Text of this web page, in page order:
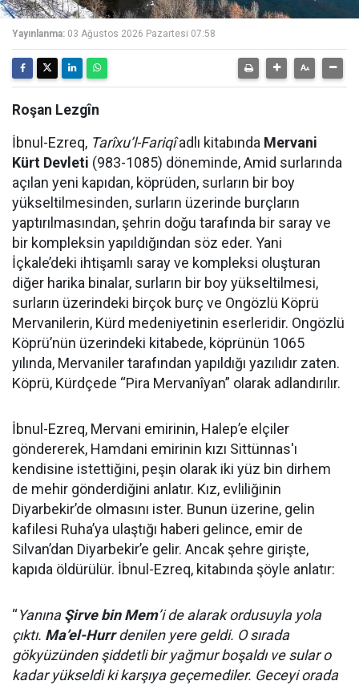
Yayınlanma: 03 Ağustos 2026 Pazartesi 07:58
Roşan Lezgîn
İbnul-Ezreq, Tarîxu’l-Fariqîadlı kitabında Mervani
Kürt Devleti (983-1085) döneminde, Amid surlarında
açılan yeni kapıdan, köprüden, surların bir boy
yükseltilmesinden, surların üzerinde burçların
yaptırılmasından, şehrin doğu tarafında bir saray ve
bir kompleksin yapıldığından söz eder. Yani
İçkale’deki ihtişamlı saray ve kompleksi oluşturan
diğer harika binalar, surların bir boy yükseltilmesi,
surların üzerindeki birçok burç ve Ongözlü Köprü
Mervanilerin, Kürd medeniyetinin eserleridir. Ongözlü
Köprü’nün üzerindeki kitabede, köprünün 1065
yılında, Mervaniler tarafından yapıldığı yazılıdır zaten.
Köprü, Kürdçede “Pira Mervanîyan” olarak adlandırılır.
İbnul-Ezreq, Mervani emirinin, Halep’e elçiler
göndererek, Hamdani emirinin kızı Sittünnas'ı
kendisine istettiğini, peşin olarak iki yüz bin dirhem
de mehir gönderdiğini anlatır. Kız, evliliğinin
Diyarbekir’de olmasını ister. Bunun üzerine, gelin
kafilesi Ruha’ya ulaştığı haberi gelince, emir de
Silvan’dan Diyarbekir’e gelir. Ancak şehre girişte,
kapıda öldürülür. İbnul-Ezreq, kitabında şöyle anlatır:
“YanınaŞirve bin Mem’i de alarak ordusuyla yola
çıktı. Ma’el-Hurrdenilen yere geldi. O sırada
gökyüzünden şiddetli bir yağmur boşaldı ve sular o
kadar yükseldi ki karşıya geçemediler. Geceyi orada